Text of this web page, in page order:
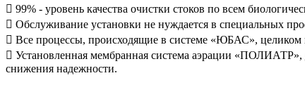
 99% - уровень качества очистки стоков по всем
 Обслуживание установки не нуждается в специальных
 Все процессы, происходящие в системе «ЮБАС», целиком
 Установленная мембранная система аэрации «ПОЛИАТР»,
снижения надежности.